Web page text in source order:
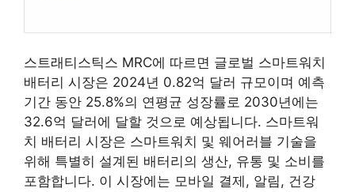
스트래티스틱스 MRC에 따르면 글로벌 스마트워치
배터리 시장은 2024년 0.82억 달러 규모이며 예측
기간 동안 25.8%의 연평균 성장률로 2030년에는
32.6억 달러에 달할 것으로 예상됩니다. 스마트워
치 배터리 시장은 스마트워치 및 웨어러블 기술을
위해 특별히 설계된 배터리의 생산, 유통 및 소비를
포함합니다. 이 시장에는 모바일 결제, 알림, 건강